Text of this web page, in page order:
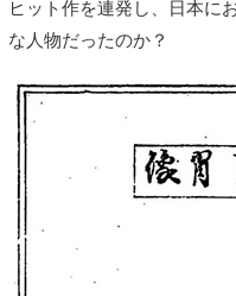
ヒット作を連発し、日本に
な人物だったのか？